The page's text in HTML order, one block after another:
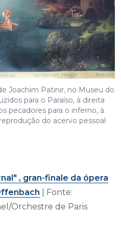
Joachim Patinir, no Museu do
para o Paraíso, à direita
pecadores para o inferno, à
do acervo pessoal
, gran-finale da ópera
| Fonte:
Orchestre de Paris